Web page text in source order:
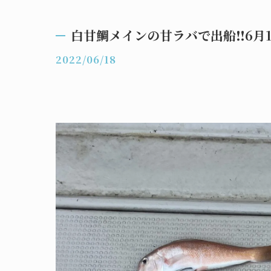
白甘鯛メインの甘ラバで出船‼️6月
2022/06/18